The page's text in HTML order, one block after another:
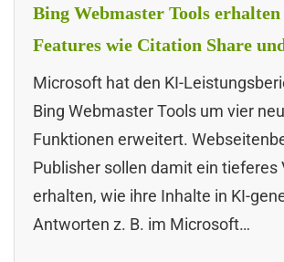
Bing Webmaster Tools
Features wie Citation Share
Microsoft hat den KI-
Bing Webmaster Tools um vier
Funktionen erweitert.
Publisher sollen damit ein tieferes
erhalten, wie ihre Inhalte in KI-
Antworten z. B. im Microsoft…